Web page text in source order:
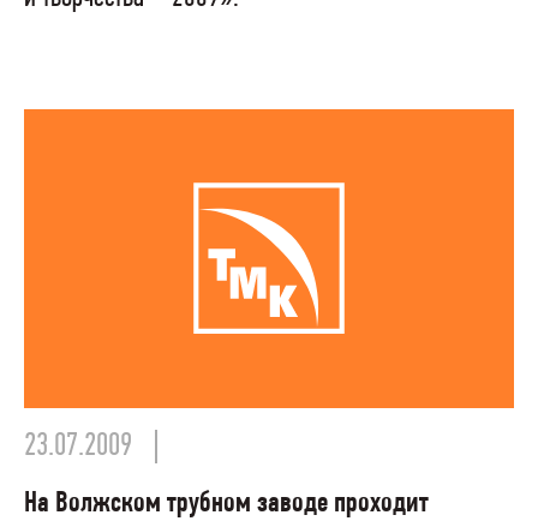
23.07.2009
На Волжском трубном заводе проходит